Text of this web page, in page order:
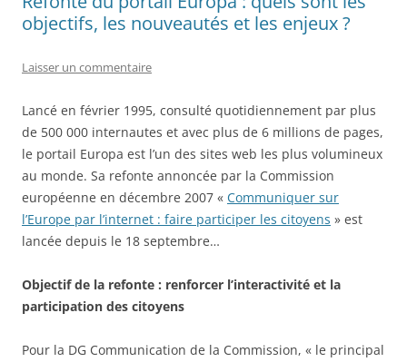
objectifs, les nouveautés et les enjeux ?
Laisser un commentaire
Lancé en février 1995, consulté quotidiennement par plus
de 500 000 internautes et avec plus de 6 millions de pages,
le portail Europa est l’un des sites web les plus volumineux
au monde. Sa refonte annoncée par la Commission
européenne en décembre 2007 « Communiquer sur
l’Europe par l’internet : faire participer les citoyens » est
lancée depuis le 18 septembre…
Objectif de la refonte : renforcer l’interactivité et la
participation des citoyens
Pour la DG Communication de la Commission, « le principal